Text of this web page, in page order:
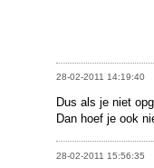
28-02-2011 14:19:40
Dus als je niet
Dan hoef je ook
28-02-2011 15:56:35